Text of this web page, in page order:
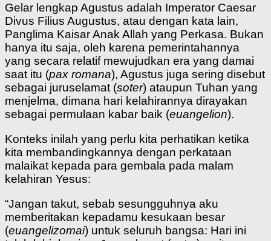
Gelar lengkap Agustus adalah Imperator Caesar
Divus Filius Augustus, atau dengan kata lain,
Panglima Kaisar Anak Allah yang Perkasa. Bukan
hanya itu saja, oleh karena pemerintahannya
yang secara relatif mewujudkan era yang damai
saat itu (pax romana), Agustus juga sering disebut
sebagai juruselamat (soter) ataupun Tuhan yang
menjelma, dimana hari kelahirannya dirayakan
sebagai permulaan kabar baik (euangelion).
Konteks inilah yang perlu kita perhatikan ketika
kita membandingkannya dengan perkataan
malaikat kepada para gembala pada malam
kelahiran Yesus:
“Jangan takut, sebab sesungguhnya aku
memberitakan kepadamu kesukaan besar
(euangelizomai) untuk seluruh bangsa: Hari ini